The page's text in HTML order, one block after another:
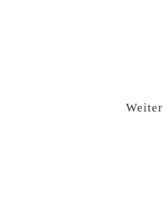
Weiter